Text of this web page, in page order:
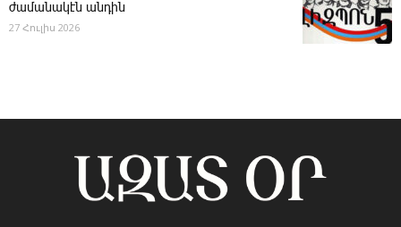
ժամանակէն անդին
27 Հուլիս 2026